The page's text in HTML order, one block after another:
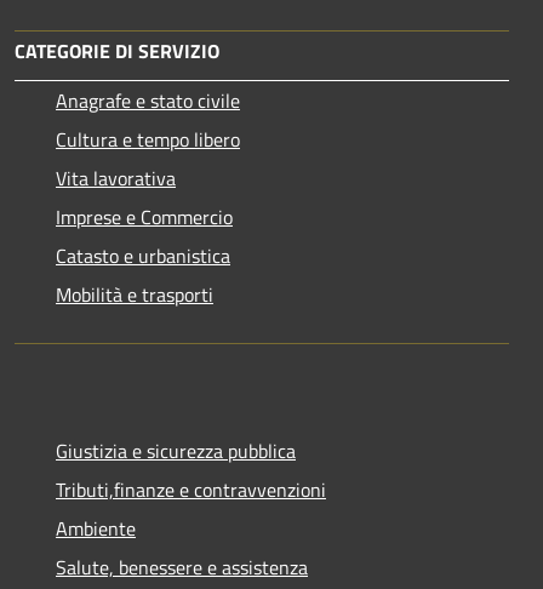
CATEGORIE DI SERVIZIO
Anagrafe e stato civile
Cultura e tempo libero
Vita lavorativa
Imprese e Commercio
Catasto e urbanistica
Mobilità e trasporti
Giustizia e sicurezza pubblica
Tributi,finanze e contravvenzioni
Ambiente
Salute, benessere e assistenza